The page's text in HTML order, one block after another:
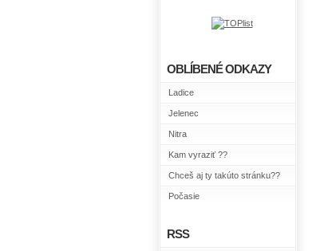
OBLÍBENÉ ODKAZY
Ladice
Jelenec
Nitra
Kam vyraziť ??
Chceš aj ty takúto stránku??
Počasie
RSS